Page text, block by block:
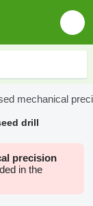
mechanical
drill
precision
in the